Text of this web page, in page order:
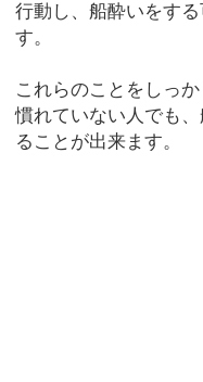
行動し、船酔いをす
す。
これらのことをしっ
慣れていない人でも
ることが出来ます。